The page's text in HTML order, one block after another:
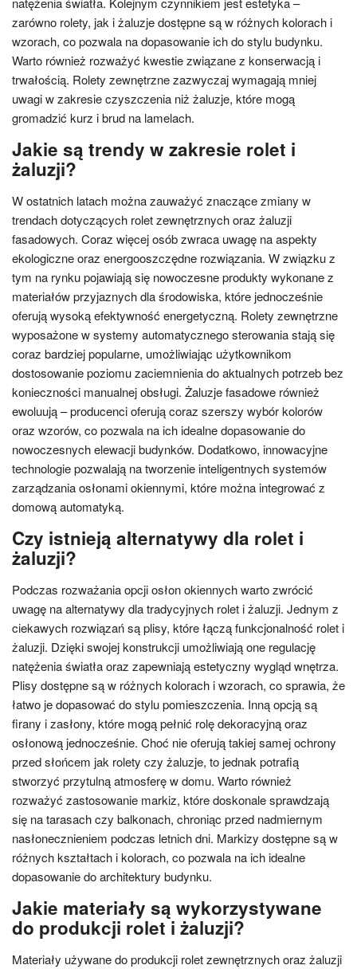
zarówno rolety, jak i żaluzje dostępne są w różnych kolorach i
wzorach, co pozwala na dopasowanie ich do stylu budynku.
Warto również rozważyć kwestie związane z konserwacją i
trwałością. Rolety zewnętrzne zazwyczaj wymagają mniej
uwagi w zakresie czyszczenia niż żaluzje, które mogą
gromadzić kurz i brud na lamelach.
Jakie są trendy w zakresie rolet i
żaluzji?
W ostatnich latach można zauważyć znaczące zmiany w
trendach dotyczących rolet zewnętrznych oraz żaluzji
fasadowych. Coraz więcej osób zwraca uwagę na aspekty
ekologiczne oraz energooszczędne rozwiązania. W związku z
tym na rynku pojawiają się nowoczesne produkty wykonane z
materiałów przyjaznych dla środowiska, które jednocześnie
oferują wysoką efektywność energetyczną. Rolety zewnętrzne
wyposażone w systemy automatycznego sterowania stają się
coraz bardziej popularne, umożliwiając użytkownikom
dostosowanie poziomu zaciemnienia do aktualnych potrzeb bez
konieczności manualnej obsługi. Żaluzje fasadowe również
ewoluują – producenci oferują coraz szerszy wybór kolorów
oraz wzorów, co pozwala na ich idealne dopasowanie do
nowoczesnych elewacji budynków. Dodatkowo, innowacyjne
technologie pozwalają na tworzenie inteligentnych systemów
zarządzania osłonami okiennymi, które można integrować z
domową automatyką.
Czy istnieją alternatywy dla rolet i
żaluzji?
Podczas rozważania opcji osłon okiennych warto zwrócić
uwagę na alternatywy dla tradycyjnych rolet i żaluzji. Jednym z
ciekawych rozwiązań są plisy, które łączą funkcjonalność rolet i
żaluzji. Dzięki swojej konstrukcji umożliwiają one regulację
natężenia światła oraz zapewniają estetyczny wygląd wnętrza.
Plisy dostępne są w różnych kolorach i wzorach, co sprawia, że
łatwo je dopasować do stylu pomieszczenia. Inną opcją są
firany i zasłony, które mogą pełnić rolę dekoracyjną oraz
osłonową jednocześnie. Choć nie oferują takiej samej ochrony
przed słońcem jak rolety czy żaluzje, to jednak potrafią
stworzyć przytulną atmosferę w domu. Warto również
rozważyć zastosowanie markiz, które doskonale sprawdzają
się na tarasach czy balkonach, chroniąc przed nadmiernym
nasłonecznieniem podczas letnich dni. Markizy dostępne są w
różnych kształtach i kolorach, co pozwala na ich idealne
dopasowanie do architektury budynku.
Jakie materiały są wykorzystywane
do produkcji rolet i żaluzji?
Materiały używane do produkcji rolet zewnętrznych oraz żaluzji